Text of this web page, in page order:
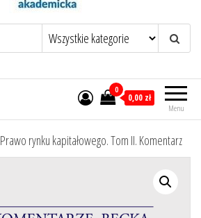
Menu
0
0,00 zł
Prawo rynku kapitałowego. Tom II. Komentarz